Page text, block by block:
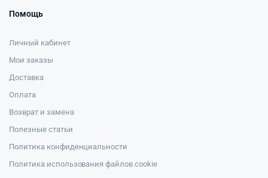
Помощь
Личный кабинет
Мои заказы
Доставка
Оплата
Возврат и замена
Полезные статьи
Политика конфиденциальности
Политика использования файлов cookie